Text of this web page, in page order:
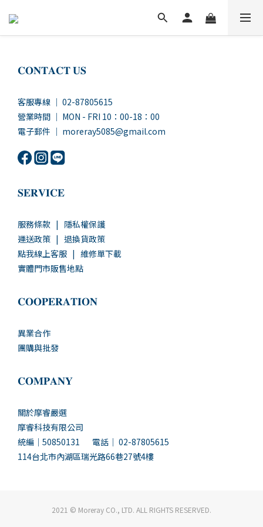
𝐂𝐎𝐍𝐓𝐀𝐂𝐓 𝐔𝐒
客服專線 ｜ 02-87805615
營業時間 ｜ MON - FRI 10：00-18：00
電子郵件 ｜ moreray5085@gmail.com
𝐒𝐄𝐑𝐕𝐈𝐂𝐄
服務條款 | 隱私權保護
運送政策 | 退換貨政策
點我線上客服 | 維修單下載
實體門市販售地點
𝐂𝐎𝐎𝐏𝐄𝐑𝐀𝐓𝐈𝐎𝐍
異業合作
團購與批發
𝐂𝐎𝐌𝐏𝐀𝐍𝐘
關於摩睿嚴選
摩睿科技有限公司
統編｜50850131 電話｜ 02-87805615
114台北市內湖區瑞光路66巷27號4樓
2021 © Moreray CO., LTD. ALL RIGHTS RESERVED.